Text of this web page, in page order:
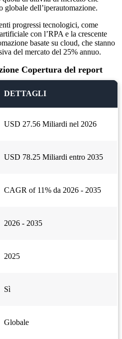
globale dell’iperautomazione.
progressi tecnologici, come
con l’RPA e la crescente
basate su cloud, che stanno
del mercato del 25% annuo.
Copertura del report
DETTAGLI
USD 27.56 Miliardi nel 2026
USD 78.25 Miliardi entro 2035
CAGR of 11% da 2026 - 2035
2026 - 2035
2025
Sì
Globale